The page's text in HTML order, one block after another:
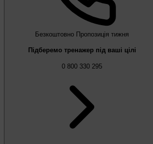
Безкоштовно Пропозиція тижня
Підберемо тренажер під ваші цілі
0 800 330 295